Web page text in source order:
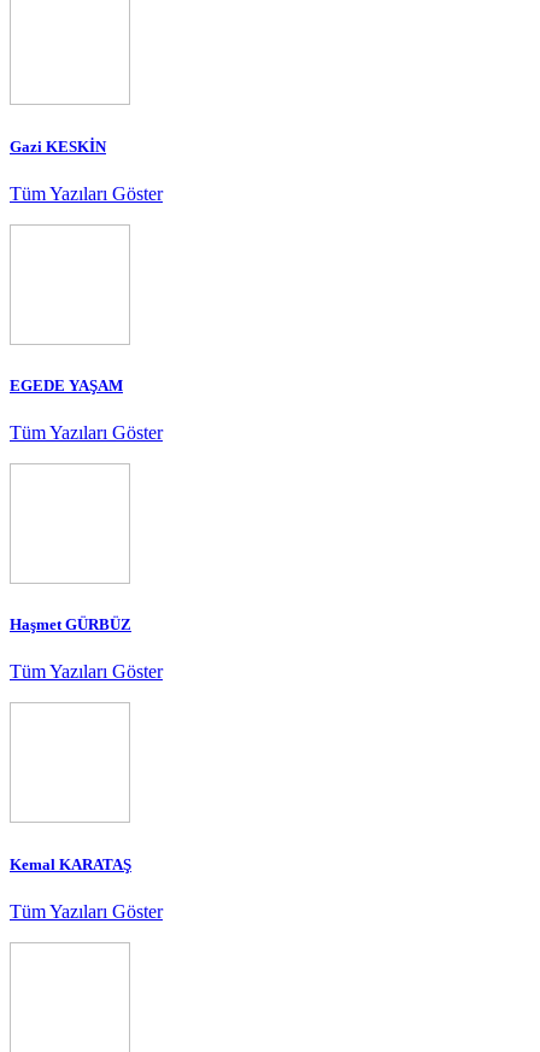
Gazi KESKİN
Tüm Yazıları Göster
EGEDE YAŞAM
Tüm Yazıları Göster
Haşmet GÜRBÜZ
Tüm Yazıları Göster
Kemal KARATAŞ
Tüm Yazıları Göster